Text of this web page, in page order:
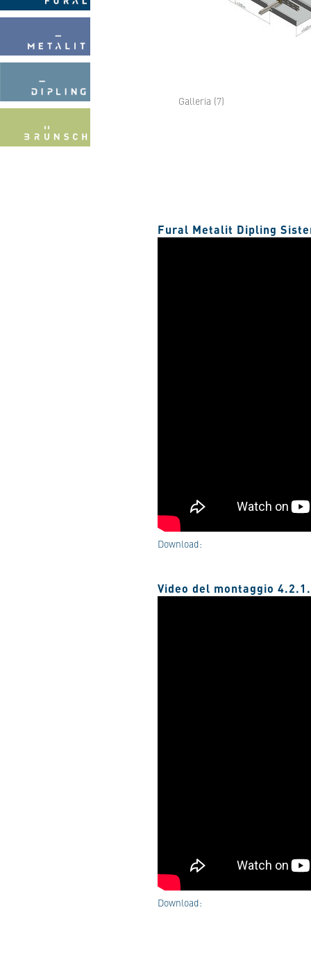
Galleria (7)
Fural Metalit Dipling
Download:
Video del montaggio
Download: